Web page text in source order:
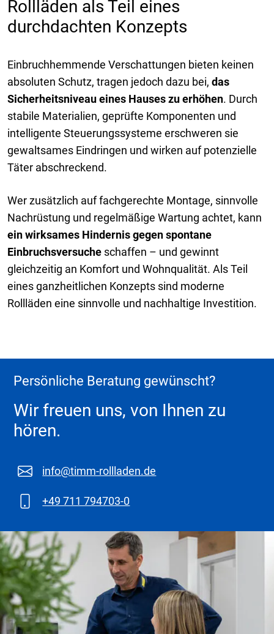
Rollläden als Teil eines
durchdachten Konzepts
Einbruchhemmende Verschattungen bieten keinen
absoluten Schutz, tragen jedoch dazu bei, das
Sicherheitsniveau eines Hauses zu erhöhen. Durch
stabile Materialien, geprüfte Komponenten und
intelligente Steuerungssysteme erschweren sie
gewaltsames Eindringen und wirken auf potenzielle
Täter abschreckend.
Wer zusätzlich auf fachgerechte Montage, sinnvolle
Nachrüstung und regelmäßige Wartung achtet, kann
ein wirksames Hindernis gegen spontane
Einbruchsversuche schaffen – und gewinnt
gleichzeitig an Komfort und Wohnqualität. Als Teil
eines ganzheitlichen Konzepts sind moderne
Rollläden eine sinnvolle und nachhaltige Investition.
Persönliche Beratung gewünscht?
Wir freuen uns, von Ihnen zu
hören.
info@timm-rollladen.de
+49 711 794703-0